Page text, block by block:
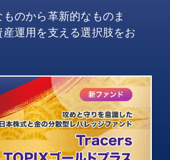
のから革新的なものま
運用を支える選択肢をお